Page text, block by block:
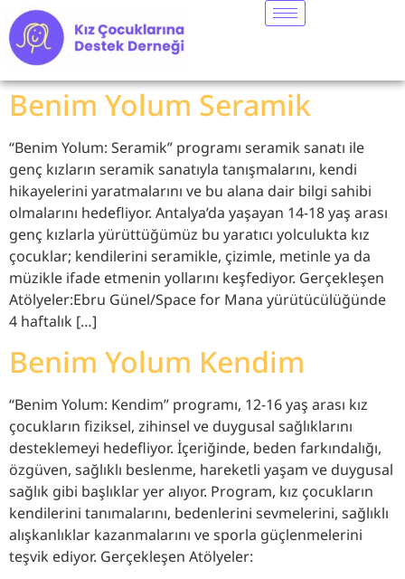
Benim Yolum Seramik
“Benim Yolum: Seramik” programı seramik sanatı ile
genç kızların seramik sanatıyla tanışmalarını, kendi
hikayelerini yaratmalarını ve bu alana dair bilgi sahibi
olmalarını hedefliyor. Antalya’da yaşayan 14-18 yaş arası
genç kızlarla yürüttüğümüz bu yaratıcı yolculukta kız
çocuklar; kendilerini seramikle, çizimle, metinle ya da
müzikle ifade etmenin yollarını keşfediyor. Gerçekleşen
Atölyeler:Ebru Günel/Space for Mana yürütücülüğünde
4 haftalık […]
Benim Yolum Kendim
“Benim Yolum: Kendim” programı, 12-16 yaş arası kız
çocukların fiziksel, zihinsel ve duygusal sağlıklarını
desteklemeyi hedefliyor. İçeriğinde, beden farkındalığı,
özgüven, sağlıklı beslenme, hareketli yaşam ve duygusal
sağlık gibi başlıklar yer alıyor. Program, kız çocukların
kendilerini tanımalarını, bedenlerini sevmelerini, sağlıklı
alışkanlıklar kazanmalarını ve sporla güçlenmelerini
teşvik ediyor. Gerçekleşen Atölyeler: